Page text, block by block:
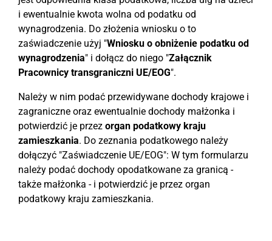
i ewentualnie kwota wolna od podatku od
wynagrodzenia. Do złożenia wniosku o to
zaświadczenie użyj "Wniosku o obniżenie podatku od
wynagrodzenia" i dołącz do niego "Załącznik
Pracownicy transgraniczni UE/EOG".
Należy w nim podać przewidywane dochody krajowe i
zagraniczne oraz ewentualnie dochody małżonka i
potwierdzić je przez organ podatkowy kraju
zamieszkania. Do zeznania podatkowego należy
dołączyć "Zaświadczenie UE/EOG": W tym formularzu
należy podać dochody opodatkowane za granicą -
także małżonka - i potwierdzić je przez organ
podatkowy kraju zamieszkania.